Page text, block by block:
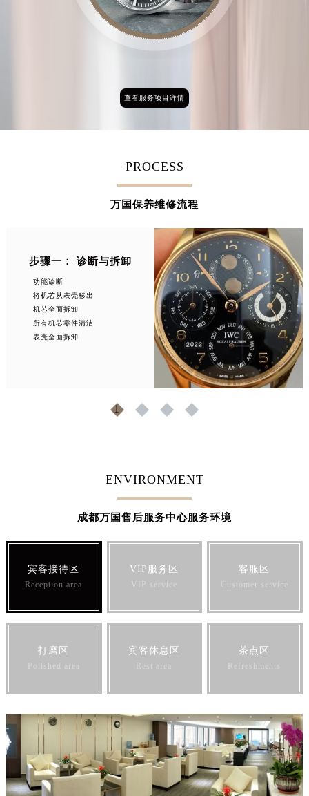
查看服务项目详情
PROCESS
万国保养维修流程
步骤一： 诊断与拆卸
功能诊断
将机芯从表壳移出
机芯全面拆卸
所有机芯零件清洁
表壳全面拆卸
1 2 3 4
ENVIRONMENT
成都万国售后服务中心服务环境
宾客接待区
Reception area
VIP服务区
VIP service
客服区
Customer service
打磨区
Polished area
宾客休息区
Rest area
茶点区
Refreshments